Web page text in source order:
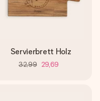
Servierbrett Holz
32,99 29,69